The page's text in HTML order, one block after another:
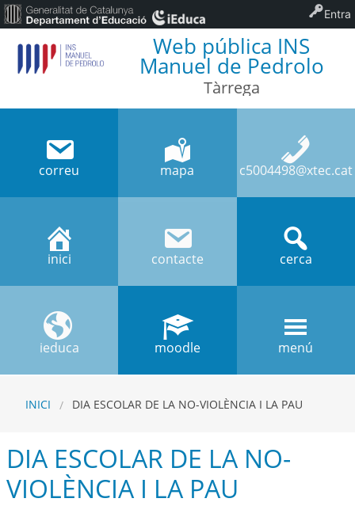
Web pública INS
Manuel de Pedrolo
Tàrrega
correu mapa c5004498@xtec.cat
inici contacte cerca
ieduca moodle menú
INICI DIA ESCOLAR DE LA NO-VIOLÈNCIA I LA PAU
DIA ESCOLAR DE LA NO-
VIOLÈNCIA I LA PAU
Entra